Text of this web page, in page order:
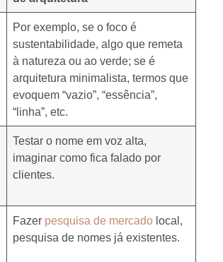
Por exemplo, se o foco é
sustentabilidade, algo que remeta
à natureza ou ao verde; se é
arquitetura minimalista, termos que
evoquem “vazio”, “essência”,
“linha”, etc.
Testar o nome em voz alta,
imaginar como fica falado por
clientes.
Fazer pesquisa de mercado local,
pesquisa de nomes já existentes.